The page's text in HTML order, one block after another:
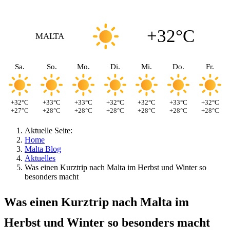
MALTA +32°C
Sa.
+32°C
+27°C
So.
+33°C
+28°C
Mo.
+33°C
+28°C
Di.
+32°C
+28°C
Mi.
+32°C
+28°C
Do.
+33°C
+28°C
Fr.
+32°C
+28°C
Aktuelle Seite:
Home
Malta Blog
Aktuelles
Was einen Kurztrip nach Malta im Herbst und Winter so
besonders macht
Was einen Kurztrip nach Malta im
Herbst und Winter so besonders macht